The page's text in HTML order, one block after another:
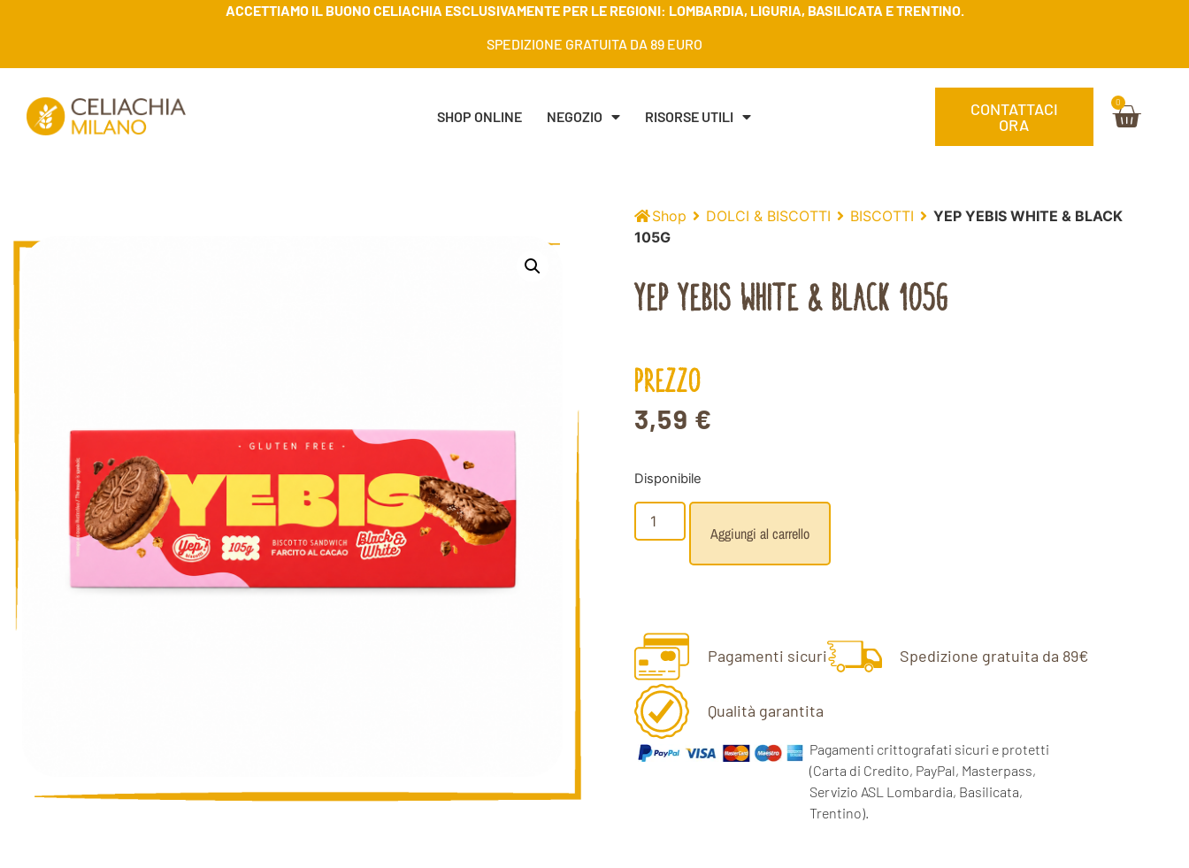
ACCETTIAMO IL BUONO CELIACHIA ESCLUSIVAMENTE PER LE REGIONI: LOMBARDIA, LIGURIA, BASILICATA E TRENTINO.
SPEDIZIONE GRATUITA DA 89 EURO
SHOP ONLINE NEGOZIO RISORSE UTILI
CONTATTACI
ORA
0
Shop DOLCI & BISCOTTI BISCOTTI
YEP YEBIS WHITE & BLACK
105G
YEP YEBIS WHITE & BLACK 105G
PREZZO
3,59 €
Disponibile
Aggiungi al carrello
Pagamenti sicuri Spedizione gratuita da 89€
Qualità garantita
Pagamenti crittografati sicuri e protetti
(Carta di Credito, PayPal, Masterpass,
Servizio ASL Lombardia, Basilicata,
Trentino).